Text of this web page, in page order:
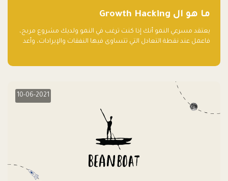
ما هو ال Growth Hacking
يعتقد مسرعي النمو أنك إذا كنت ترغب في النمو ولديك مشروع مربح،
فاعمل عند نقطة التعادل التي تتساوى فيها النفقات والإيرادات، وأعد
10-06-2021